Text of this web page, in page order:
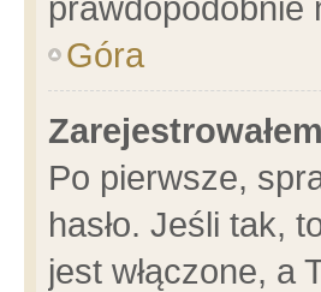
Góra
Po pierwsze,
hasło. Jeśli tak,
jest włączone, a